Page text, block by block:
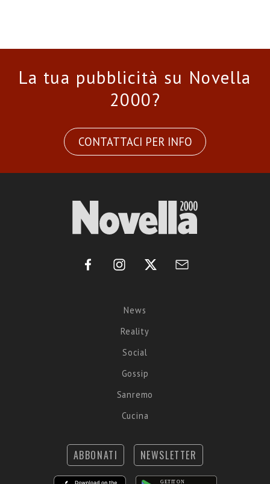
La tua pubblicità su Novella
2000?
CONTATTACI PER INFO
News
Reality
Social
Gossip
Sanremo
Cucina
ABBONATI NEWSLETTER